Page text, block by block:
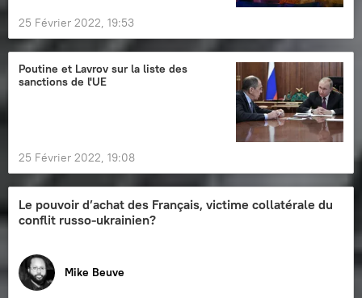
25 Février 2022, 19:53
Poutine et Lavrov sur la liste des
sanctions de l'UE
25 Février 2022, 19:08
Le pouvoir d’achat des Français, victime collatérale du
conflit russo-ukrainien?
Mike Beuve